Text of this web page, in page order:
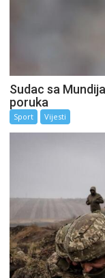
Sudac sa
poruka
Sport Vijesti